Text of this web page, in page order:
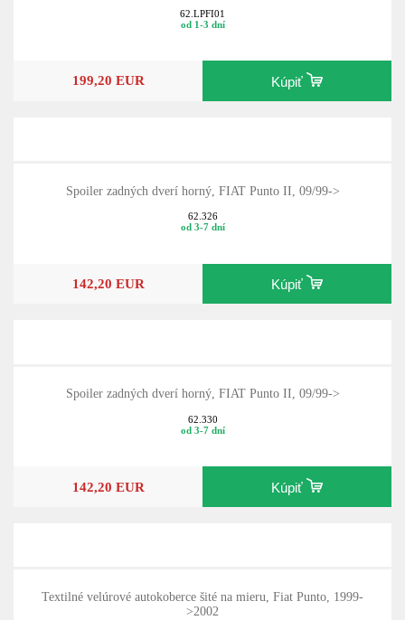
62.LPFI01
od 1-3 dní
199,20 EUR Kúpiť
Spoiler zadných dverí horný, FIAT Punto II, 09/99->
62.326
od 3-7 dní
142,20 EUR Kúpiť
Spoiler zadných dverí horný, FIAT Punto II, 09/99->
62.330
od 3-7 dní
142,20 EUR Kúpiť
Textilné velúrové autokoberce šité na mieru, Fiat Punto, 1999-
>2002